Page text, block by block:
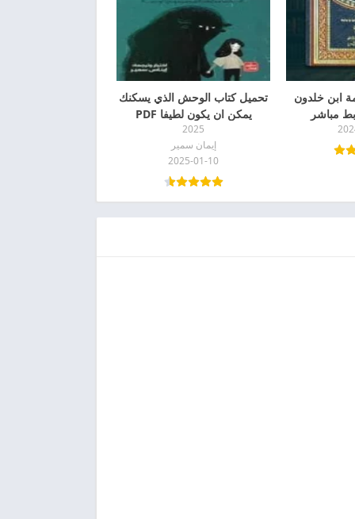
ابن خلدون
تحميل كتاب الوحش الذي يسكنك
يمكن ان يكون لطيفا PDF
2025
إيمان سمير
2025-01-10